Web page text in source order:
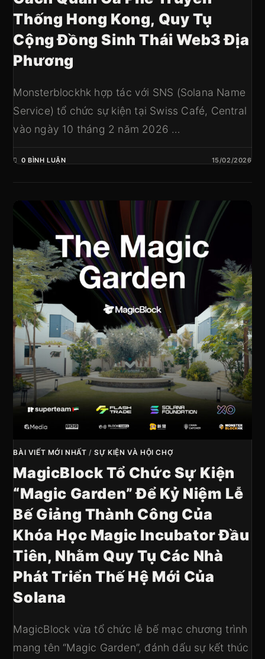
Thống Hong Kong, Quy Tụ
Cộng Đồng Sinh Thái Web3 Địa
Phương
Monsterblockhk hợp tác với SNS (Solana Name
Service) tổ chức sự kiện tại Swiss Café, Central
vào ngày 10 tháng 2 năm 2026 …
0 BÌNH LUẬN 15/02/2026
BÀI VIẾT MỚI NHẤT /SỰ KIỆN VÀ HỘI CHỢ
MagicBlock Tổ Chức Sự Kiện
“Magic Garden” Để Kỷ Niệm Lễ
Bế Giảng Thành Công Của
Khóa Học Magic Incubator Đầu
Tiên, Nhằm Quy Tụ Các Nhà
Phát Triển Thế Hệ Mới Của
Solana
MagicBlock vừa tổ chức lễ bế mạc chương trình
mang tên “Magic Garden”, đánh dấu sự kết thúc